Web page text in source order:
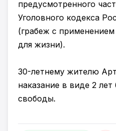
предусмотренного
Уголовного кодекса
(грабеж с
для жизни).
30-летнему жителю
наказание в виде 2
свободы.